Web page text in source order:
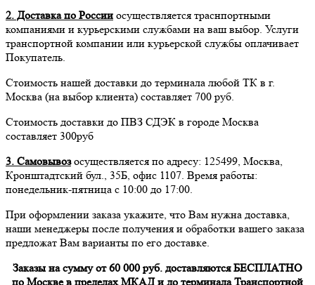
2. Доставка по России осуществляется траснпортными
компаниями и курьерскими службами на ваш выбор. Услуги
транспортной компании или курьерской службы оплачивает
Покупатель.
Стоимость нашей доставки до терминала любой ТК в г.
Москва (на выбор клиента) составляет 700 руб.
Стоимость доставки до ПВЗ СДЭК в городе Москва
составляет 300руб
3. Самовывозосуществляется по адресу: 125499, Москва,
Кронштадтский бул., 35Б, офис 1107. Время работы:
понедельник-пятница с 10:00 до 17:00.
При оформлении заказа укажите, что Вам нужна доставка,
наши менеджеры после получения и обработки вашего заказа
предложат Вам варианты по его доставке.
Заказы на сумму от 60 000 руб. доставляются БЕСПЛАТНО
по Москве в пределах МКАД и до терминала Транспортной